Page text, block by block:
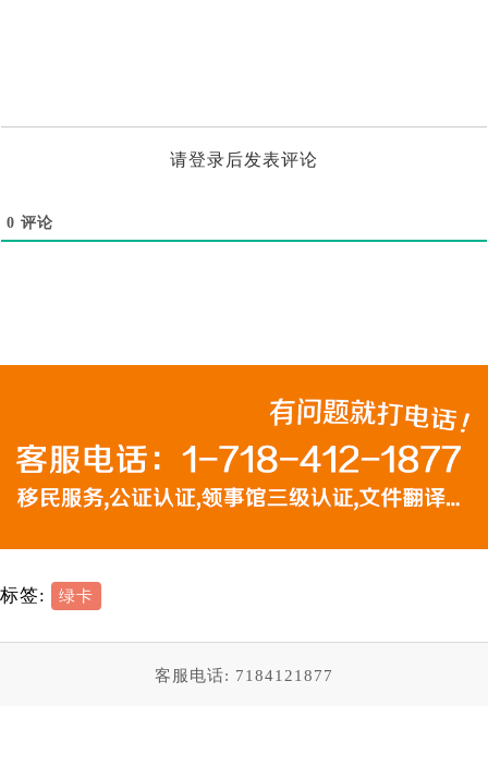
请登录后发表评论
0 评论
标签: 绿卡
客服电话: 7184121877